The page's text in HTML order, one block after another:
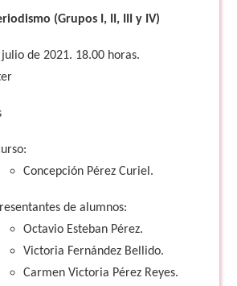
(Grupos I, II, III y IV)
julio de 2021. 18.00 horas.
Concepción Pérez Curiel.
de alumnos:
Octavio Esteban Pérez.
Victoria Fernández Bellido.
Carmen Victoria Pérez Reyes.